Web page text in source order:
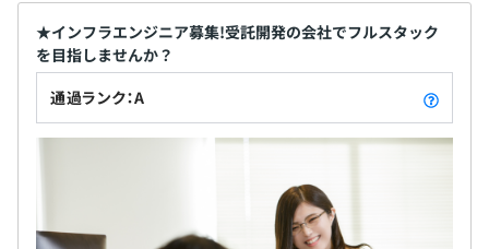
★インフラエンジニア募集!受託開発の会社でフルスタック
を目指しませんか？
通過ランク：A